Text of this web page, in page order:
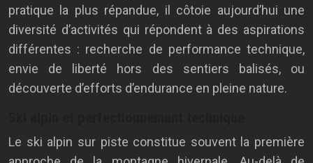
pratique la plus répandue, il côtoie aujourd’hui une
diversité d’activités qui répondent à des aspirations
différentes : recherche de performance technique,
envie de liberté hors des sentiers balisés, ou
découverte d’efforts d’endurance en pleine nature.
Le ski alpin sur piste constitue souvent la première